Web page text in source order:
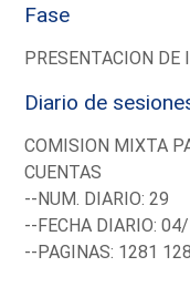
Fase
PRESENTACION DE
Diario de
COMISION MIXTA
CUENTAS
--NUM. DIARIO: 29
--FECHA DIARIO:
--PAGINAS: 1281